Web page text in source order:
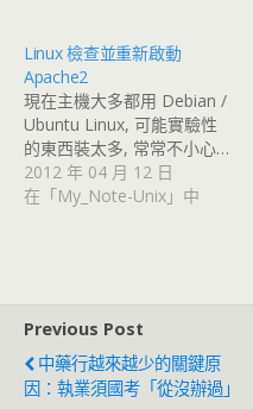
Linux 檢查並重新啟動
Apache2
現在主機大多都用 Debian /
Ubuntu Linux, 可能實驗性
的東西裝太多, 常常不小心…
2012 年 04 月 12 日
在「My_Note-Unix」中
Previous Post
中藥行越來越少的關鍵原
因：執業須國考「從沒辦過」